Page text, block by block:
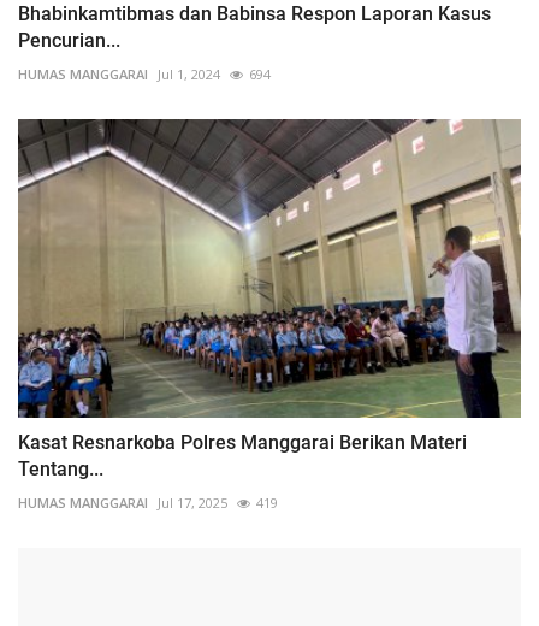
Bhabinkamtibmas dan Babinsa Respon Laporan Kasus
Pencurian...
HUMAS MANGGARAI Jul 1, 2024 694
Kasat Resnarkoba Polres Manggarai Berikan Materi
Tentang...
HUMAS MANGGARAI Jul 17, 2025 419